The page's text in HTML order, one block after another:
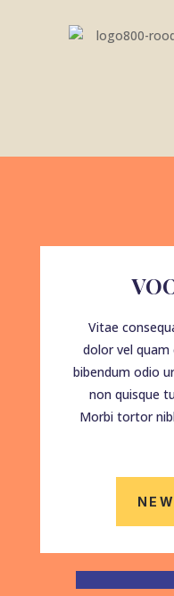
Vitae
dolor vel
bibendum odio
non quisque
Morbi tortor